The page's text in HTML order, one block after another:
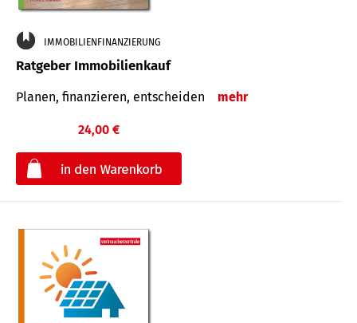
IMMOBILIENFINANZIERUNG
Ratgeber Immobilienkauf
Planen, finanzieren, entscheiden mehr
24,00 €